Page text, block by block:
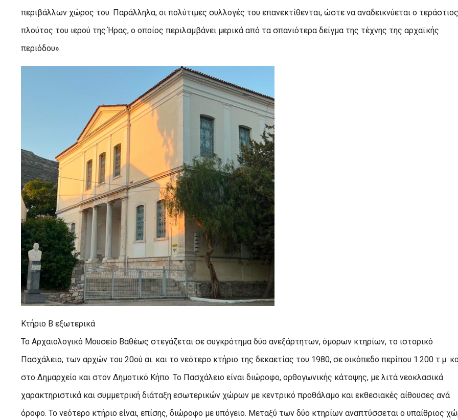
περιβάλλων χώρος του. Παράλληλα, οι πολύτιμες συλλογές του επανεκτίθενται, ώστε να αναδεικνύεται ο τεράστιος
πλούτος του ιερού της Ήρας, ο οποίος περιλαμβάνει μερικά από τα σπανιότερα δείγμα της τέχνης της αρχαϊκής
περιόδου».
Κτήριο Β εξωτερικά
Το Αρχαιολογικό Μουσείο Βαθέως στεγάζεται σε συγκρότημα δύο ανεξάρτητων, όμορων κτηρίων, το ιστορικό
Πασχάλειο, των αρχών του 20ού αι. και το νεότερο κτήριο της δεκαετίας του 1980, σε οικόπεδο περίπου 1.200 τ.μ.
στο Δημαρχείο και στον Δημοτικό Κήπο. Το Πασχάλειο είναι διώροφο, ορθογωνικής κάτοψης, με λιτά νεοκλασικά
χαρακτηριστικά και συμμετρική διάταξη εσωτερικών χώρων με κεντρικό προθάλαμο και εκθεσιακές αίθουσες ανά
όροφο. Το νεότερο κτήριο είναι, επίσης, διώροφο με υπόγειο. Μεταξύ των δύο κτηρίων αναπτύσσεται ο υπαίθριος